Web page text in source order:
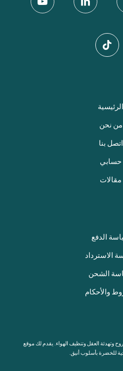
الرئيسية
من نحن
اتصل بنا
حسابي
مقالات
الدفع
الاسترداد
الشحن
والأحكام
وتهدئة العقل وتنظيف الهواء. يقدم لك موقع